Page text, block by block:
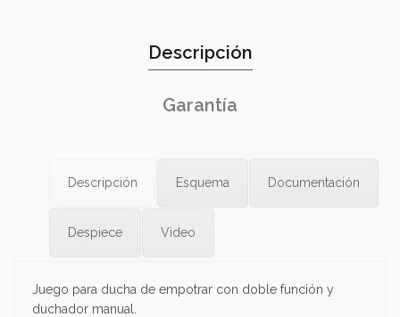
Descripción
Garantía
Descripción Esquema Documentación
Despiece Video
Juego para ducha de empotrar con doble función y
duchador manual.